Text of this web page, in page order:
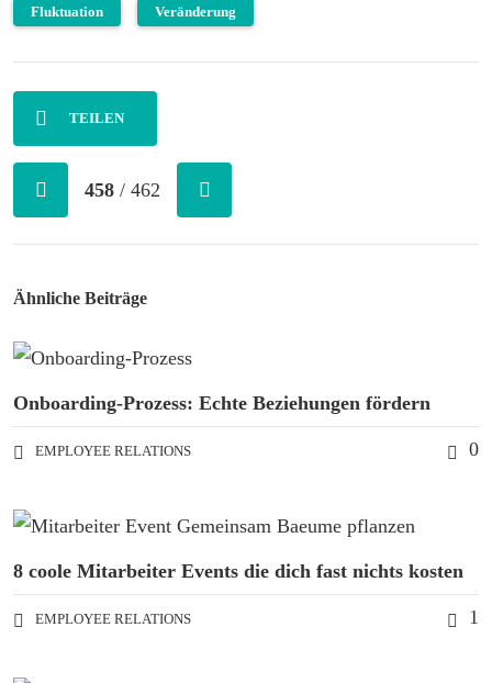
Fluktuation Veränderung
TEILEN
458 / 462
Ähnliche Beiträge
Onboarding-Prozess: Echte Beziehungen fördern
EMPLOYEE RELATIONS 0
8 coole Mitarbeiter Events die dich fast nichts kosten
EMPLOYEE RELATIONS 1